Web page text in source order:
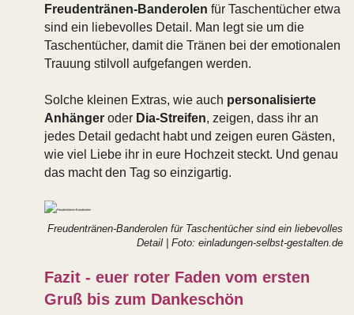
Freudentränen-Banderolen für Taschentücher etwa
sind ein liebevolles Detail. Man legt sie um die
Taschentücher, damit die Tränen bei der emotionalen
Trauung stilvoll aufgefangen werden.
Solche kleinen Extras, wie auch personalisierte
Anhänger oder Dia-Streifen, zeigen, dass ihr an
jedes Detail gedacht habt und zeigen euren Gästen,
wie viel Liebe ihr in eure Hochzeit steckt. Und genau
das macht den Tag so einzigartig.
Freudentränen-Banderolen für Taschentücher sind ein liebevolles
Detail | Foto: einladungen-selbst-gestalten.de
Fazit - euer roter Faden vom ersten
Gruß bis zum Dankeschön